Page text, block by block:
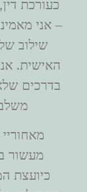
כעורכת
– אני
שילוב
האישית.
בדרכים
מעשור
כיועצת